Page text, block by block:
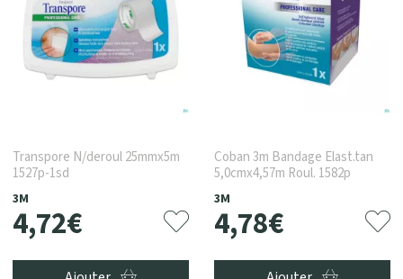
Transpore N/deroul 25mmx5m
1527p-1sd
3M
4,72€
Coban 3m Bandage Elast.tan
5,0cmx4,57m Roul. 1582p
3M
4,78€